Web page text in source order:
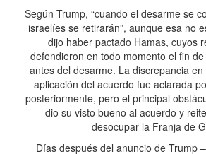
Según Trump, “cuando el desarme se
israelíes se retirarán”, aunque esa no
dijo haber pactado Hamas, cuyos
defendieron en todo momento el fin
antes del desarme. La discrepancia
aplicación del acuerdo fue aclarada
posteriormente, pero el principal
dio su visto bueno al acuerdo y
desocupar la Franja de
Días después del anuncio de Trump